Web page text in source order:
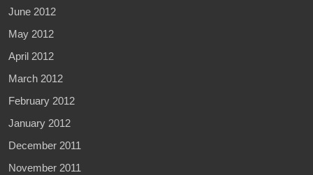
June 2012
May 2012
April 2012
March 2012
February 2012
January 2012
December 2011
November 2011